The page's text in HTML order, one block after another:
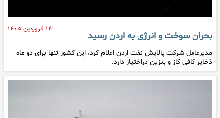
۱۳ فروردین ۱۴۰۵
بحران سوخت و انرژی به اردن رسید
مدیرعامل شرکت پالایش نفت اردن اعلام کرد، این کشور تنها برای دو ماه
ذخایر کافی گاز و بنزین دراختیار دارد.